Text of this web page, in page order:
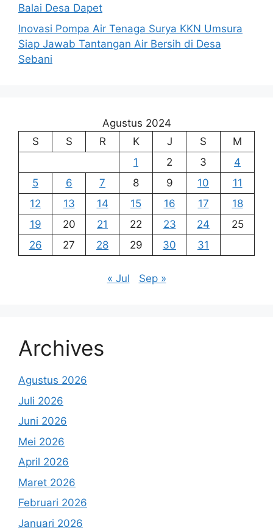
Balai Desa Dapet
Inovasi Pompa Air Tenaga Surya KKN Umsura
Siap Jawab Tantangan Air Bersih di Desa
Sebani
Agustus 2024
S
S R K J S
M
1
2 3
4
5
6 7 8 9 10
11
12
13 14 15 16 17
18
19
20 21 22 23 24
25
26
27 28 29 30 31
« Jul Sep »
Archives
Agustus 2026
Juli 2026
Juni 2026
Mei 2026
April 2026
Maret 2026
Februari 2026
Januari 2026